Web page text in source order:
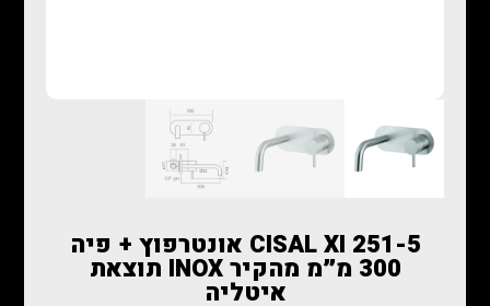
CISAL XI 251-5 אונטרפוץ + פיה
300 מ״מ מהקיר INOX תוצאת
איטליה